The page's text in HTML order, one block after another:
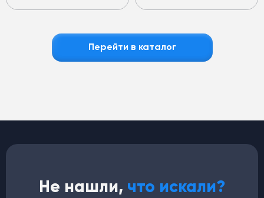
Перейти в каталог
Не нашли, что искали?